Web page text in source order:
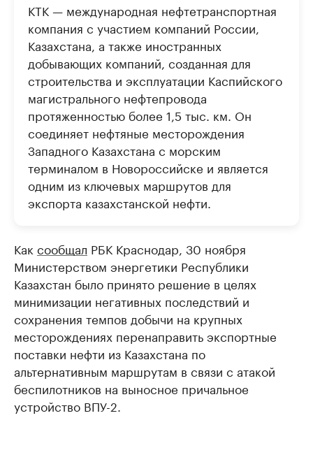
КТК — международная нефтетранспортная
компания с участием компаний России,
Казахстана, а также иностранных
добывающих компаний, созданная для
строительства и эксплуатации Каспийского
магистрального нефтепровода
протяженностью более 1,5 тыс. км. Он
соединяет нефтяные месторождения
Западного Казахстана с морским
терминалом в Новороссийске и является
одним из ключевых маршрутов для
экспорта казахстанской нефти.
Как сообщал РБК Краснодар, 30 ноября
Министерством энергетики Республики
Казахстан было принято решение в целях
минимизации негативных последствий и
сохранения темпов добычи на крупных
месторождениях перенаправить экспортные
поставки нефти из Казахстана по
альтернативным маршрутам в связи с атакой
беспилотников на выносное причальное
устройство ВПУ-2.